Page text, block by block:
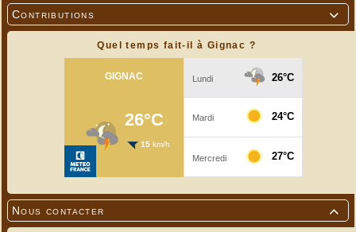

Contributions
Quel temps fait-il à Gignac ?

Nous contacter